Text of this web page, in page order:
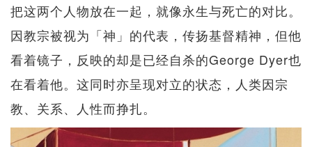
把这两个人物放在一起，就像永生与死亡的对比。
因教宗被视为「神」的代表，传扬基督精神，但他
看着镜子，反映的却是已经自杀的George Dyer也
在看着他。这同时亦呈现对立的状态，人类因宗
教、关系、人性而挣扎。